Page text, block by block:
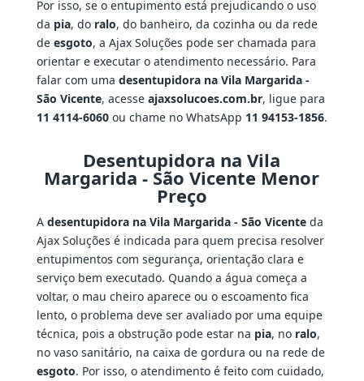
Por isso, se o entupimento está prejudicando o uso
da pia, do ralo, do banheiro, da cozinha ou da rede
de esgoto, a Ajax Soluções pode ser chamada para
orientar e executar o atendimento necessário. Para
falar com uma desentupidora na Vila Margarida -
São Vicente, acesse ajaxsolucoes.com.br, ligue para
11 4114-6060ou chame no WhatsApp 11 94153-1856.
Desentupidora na Vila
Margarida - São Vicente Menor
Preço
A desentupidora na Vila Margarida - São Vicenteda
Ajax Soluções é indicada para quem precisa resolver
entupimentos com segurança, orientação clara e
serviço bem executado. Quando a água começa a
voltar, o mau cheiro aparece ou o escoamento fica
lento, o problema deve ser avaliado por uma equipe
técnica, pois a obstrução pode estar na pia, no ralo,
no vaso sanitário, na caixa de gordura ou na rede de
esgoto. Por isso, o atendimento é feito com cuidado,